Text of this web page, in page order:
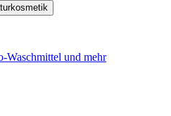
Waschmittel und mehr